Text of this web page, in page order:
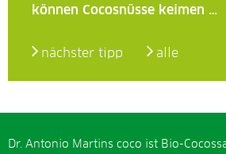
können Cocosnüsse keimen …
nächster tipp alle
Dr. Antonio Martins coco ist Bio-